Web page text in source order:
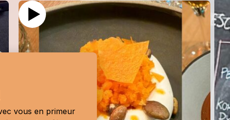
10 février 2026
vous en primeur